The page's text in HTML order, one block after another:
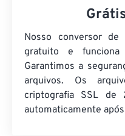
Nosso conversor de
gratuito e funciona
Garantimos a
arquivos. Os
criptografia SSL
automaticamente